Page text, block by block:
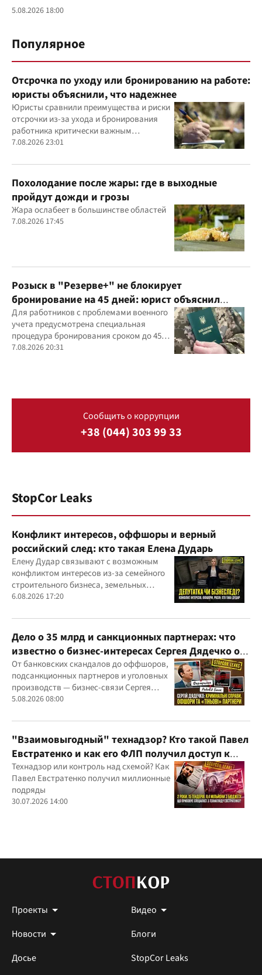
5.08.2026 18:00
Популярное
Отсрочка по уходу или бронированию на работе:
юристы объяснили, что надежнее
Юристы сравнили преимущества и риски
отсрочки из-за ухода и бронирования
работника критически важным
предприятием
7.08.2026 23:01
Похолодание после жары: где в выходные
пройдут дожди и грозы
Жара ослабеет в большинстве областей
7.08.2026 17:45
Розыск в "Резерве+" не блокирует
бронирование на 45 дней: юрист объяснил
важный нюанс
Для работников с проблемами военного
учета предусмотрена специальная
процедура бронирования сроком до 45
дней
7.08.2026 20:31
Сообщить о коррупции
+38 (044) 303 99 33
StopCor Leaks
Конфликт интересов, оффшоры и верный
российский след: кто такая Елена Дударь
Елену Дудар связывают с возможным
конфликтом интересов из-за семейного
строительного бизнеса, земельных
скандалов, судебных дел
6.08.2026 17:20
Дело о 35 млрд и санкционных партнерах: что
известно о бизнес-интересах Сергея Дядечко от
"Родовид Банка" до "ФАРМАСЕЛ"
От банковских скандалов до оффшоров,
подсанкционных партнеров и уголовных
производств — бизнес-связи Сергея
Дядечко до сих пор простираются через
юрисдикций
5.08.2026 08:00
"Взаимовыгодный" технадзор? Кто такой Павел
Евстратенко и как его ФЛП получил доступ к
бюджетным миллионам?
Технадзор или контроль над схемой? Как
Павел Евстратенко получил миллионные
подряды
30.07.2026 14:00
Проекты
Видео
Новости
Блоги
Досье
StopCor Leaks